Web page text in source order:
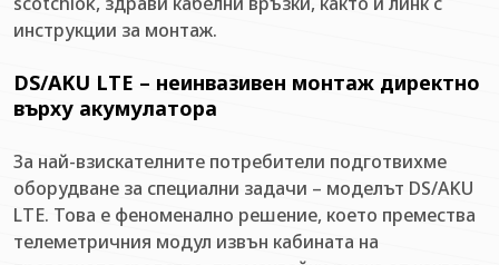
инструкции за монтаж.
DS/AKU LTE – неинвазивен монтаж директно
върху акумулатора
За най-взискателните потребители подготвихме
оборудване за специални задачи – моделът DS/AKU
LTE. Това е феноменално решение, което премества
телеметричния модул извън кабината на